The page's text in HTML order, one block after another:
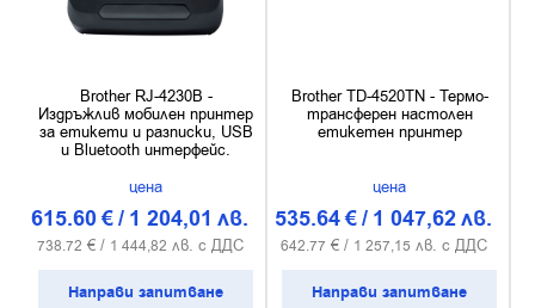
Brother RJ-4230B -
Издръжлив мобилен принтер
за етикети и разписки, USB
и Bluetooth интерфейс.
цена
615.60€/ 1 204,01 лв.
738.72 € / 1 444,82 лв. с ДДС
Направи запитване
Brother TD-4520TN - Термо-
трансферен настолен
етикетен принтер
цена
535.64€/ 1 047,62лв.
642.77 € / 1 257,15 лв. с ДДС
Направи запитване